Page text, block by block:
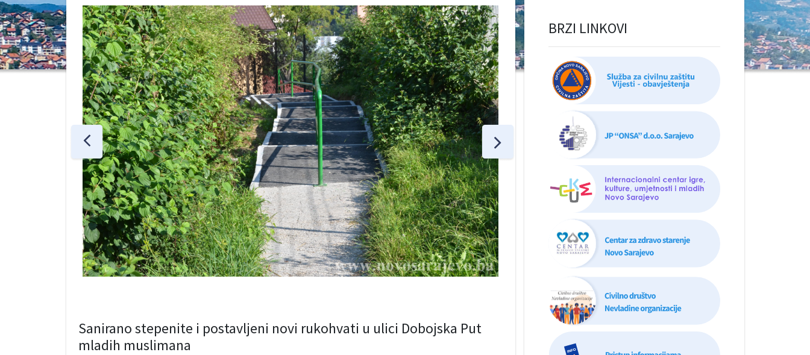
Sanirano stepenite i postavljeni novi rukohvati u ulici Dobojska Put
mladih muslimana
BRZI LINKOVI